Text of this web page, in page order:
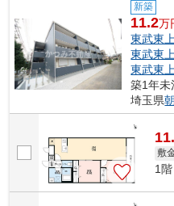
新築
11.2万
東武東
東武東
東武東
築1年未
埼玉県
敷
1